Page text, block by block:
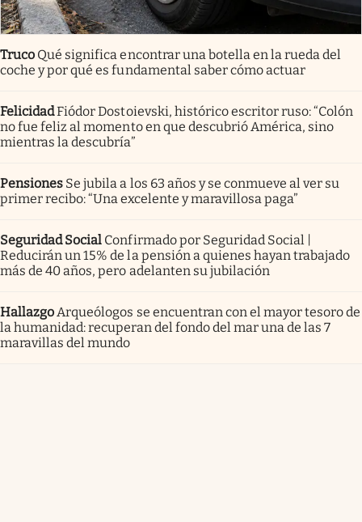
Truco Qué significa encontrar una botella en la rueda del
coche y por qué es fundamental saber cómo actuar
FelicidadFiódor Dostoievski, histórico escritor ruso: “Colón
no fue feliz al momento en que descubrió América, sino
mientras la descubría”
Pensiones Se jubila a los 63 años y se conmueve al ver su
primer recibo: “Una excelente y maravillosa paga”
Seguridad Social Confirmado por Seguridad Social |
Reducirán un 15% de la pensión a quienes hayan trabajado
más de 40 años, pero adelanten su jubilación
HallazgoArqueólogos se encuentran con el mayor tesoro de
la humanidad: recuperan del fondo del mar una de las 7
maravillas del mundo